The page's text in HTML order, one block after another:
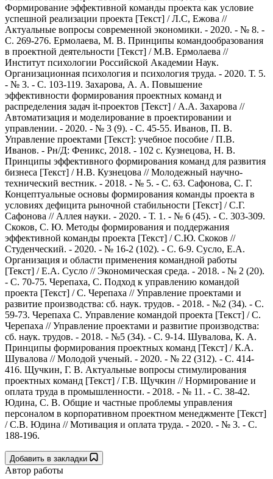
Формирование эффективной команды проекта как условие
успешной реализации проекта [Текст] / Л.С, Ежова //
Актуальные вопросы современной экономики. - 2020. - № 8. -
С. 269-276. Ермолаева, М. В. Принципы командообразования
в проектной деятельности [Текст] / М.В. Ермолаева //
Институт психологии Российской Академии Наук.
Организационная психология и психология труда. - 2020. Т. 5.
- № 3. - С. 103-119. Захарова, А. А. Повышение
эффективности формирования проектных команд и
распределения задач it-проектов [Текст] / А.А. Захарова //
Автоматизация и моделирование в проектировании и
управлении. - 2020. - № 3 (9). - С. 45-55. Иванов, П. В.
Управление проектами [Текст]: учебное пособие / П.В.
Иванов. - Рн/Д: Феникс, 2018. - 102 c. Кузнецова, Н. В.
Принципы эффективного формирования команд для развития
бизнеса [Текст] / Н.В. Кузнецова // Молодежный научно-
технический вестник. - 2018. - № 5. - С. 63. Сафонова, С. Г.
Концептуальные основы формирования команды проекта в
условиях дефицита рыночной стабильности [Текст] / С.Г.
Сафонова // Аллея науки. - 2020. - Т. 1. - № 6 (45). - С. 303-309.
Скоков, С. Ю. Методы формирования и поддержания
эффективной команды проекта [Текст] / С.Ю. Скоков //
Студенческий. - 2020. - № 16-2 (102). - С. 6-9. Сусло, Е.А.
Организация и области применения командной работы
[Текст] / Е.А. Сусло // Экономическая среда. - 2018. - № 2 (20).
- С. 70-75. Черепаха, С. Подход к управлению командой
проекта [Текст] / С. Черепаха // Управление проектами и
развитие производства: сб. наук. трудов. - 2018. - №2 (34). - С.
59-73. Черепаха С. Управление командой проекта [Текст] / С.
Черепаха // Управление проектами и развитие производства:
сб. наук. трудов. - 2018. - №5 (34). - С. 9-14. Шувалова, К. А.
Принципы формирования проектных команд [Текст] / К.А.
Шувалова // Молодой ученый. - 2020. - № 22 (312). - С. 414-
416. Щучкин, Г. В. Актуальные вопросы стимулирования
проектных команд [Текст] / Г.В. Щучкин // Нормирование и
оплата труда в промышленности. - 2018. - № 11. - С. 38-42.
Юдина, С. В. Общие и частные проблемы управления
персоналом в корпоративном проектном менеджменте [Текст]
/ С.В. Юдина // Мотивация и оплата труда. - 2020. - № 3. - С.
188-196.
Добавить в закладки
Автор работы